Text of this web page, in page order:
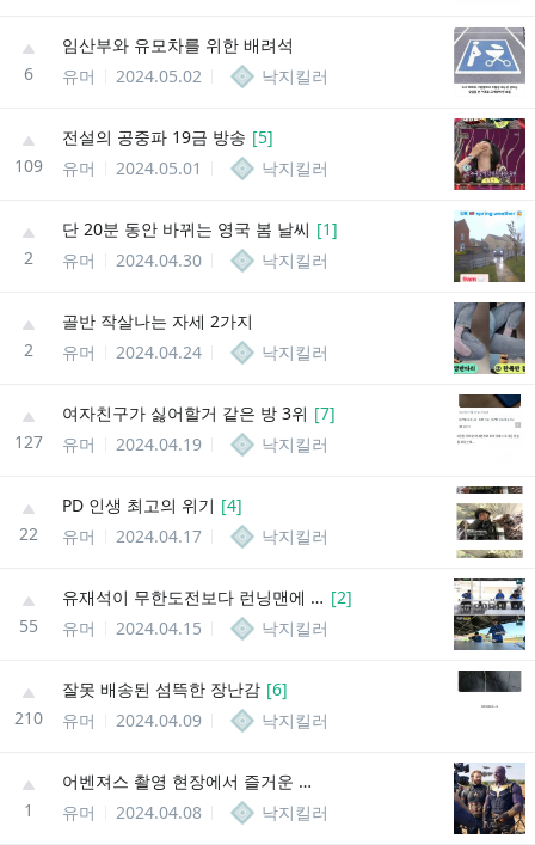
6
임산부와 유모차를 위한 배려석
유머
2024.05.02 낙지킬러
109
전설의 공중파 19금 방송 [5]
유머
2024.05.01 낙지킬러
2
단 20분 동안 바뀌는 영국 봄 날씨 [1]
유머
2024.04.30 낙지킬러
2
골반 작살나는 자세 2가지
유머
2024.04.24 낙지킬러
127
여자친구가 싫어할거 같은 방 3위 [7]
유머
2024.04.19 낙지킬러
22
PD 인생 최고의 위기 [4]
유머
2024.04.17 낙지킬러
55
유재석이 무한도전보다 런닝맨에 자부심 있다는 것 [2]
유머
2024.04.15 낙지킬러
210
잘못 배송된 섬뜩한 장난감 [6]
유머
2024.04.09 낙지킬러
1
어벤져스 촬영 현장에서 즐거운 한때를 보냈던 배우들
유머
2024.04.08 낙지킬러